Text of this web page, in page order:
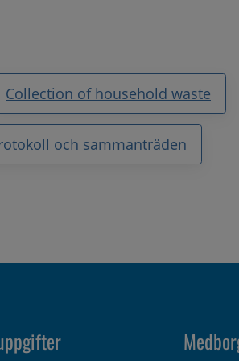
Collection of household waste
och sammanträden